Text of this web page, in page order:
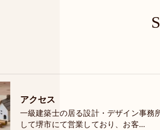
アクセス
一級建築士の居る設計・デザイン事務
して堺市にて営業しており、お客…